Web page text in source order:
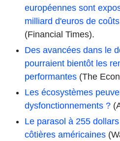
européennes sont
milliard d'euros de
(Financial Times).
Des avancées dans le
pourraient bientôt les
performantes (The
Les écosystèmes
dysfonctionnements ?
Le parasol à 255
côtières américaines